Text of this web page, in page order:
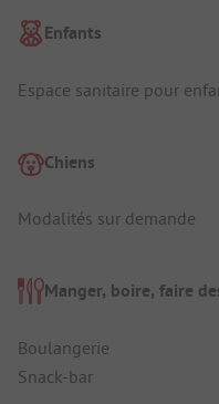
Enfants
Espace sanitaire pour
Chiens
Modalités sur demande
Manger, boire, faire
Boulangerie
Snack-bar